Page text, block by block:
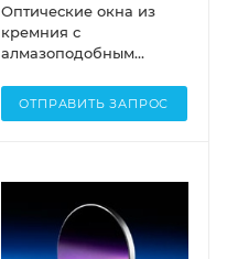
Оптические окна из
кремния с
алмазоподобным
(DLC)ОТПРАВИТЬ ЗАПРОС